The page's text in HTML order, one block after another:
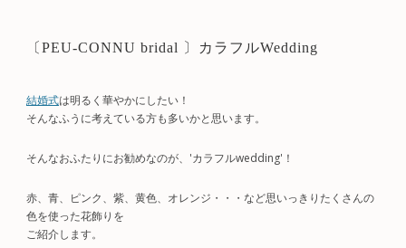
〔PEU-CONNU bridal 〕カラフルWedding
結婚式は明るく華やかにしたい！
そんなふうに考えている方も多いかと思います。
そんなおふたりにお勧めなのが、'カラフルwedding'！
赤、青、ピンク、紫、黄色、オレンジ・・・など思いっきりたくさんの
色を使った花飾りを
ご紹介します。